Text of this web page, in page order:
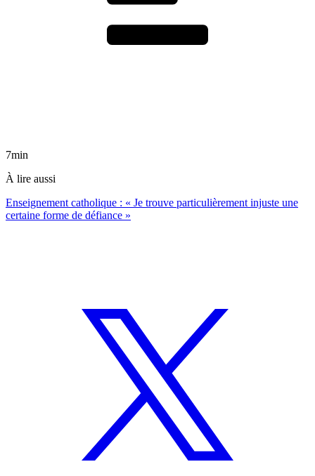
7min
À lire aussi
Enseignement catholique : « Je trouve particulièrement injuste une
certaine forme de défiance »